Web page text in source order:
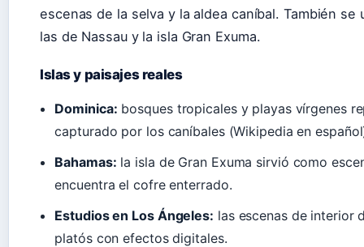
escenas de la selva y la aldea caníbal. También se
las de Nassau y la isla Gran Exuma.
Islas y paisajes reales
Dominica: bosques tropicales y playas vírgenes
capturado por los caníbales (Wikipedia en
Bahamas: la isla de Gran Exuma sirvió como
encuentra el cofre enterrado.
Estudios en Los Ángeles: las escenas de interior
platós con efectos digitales.